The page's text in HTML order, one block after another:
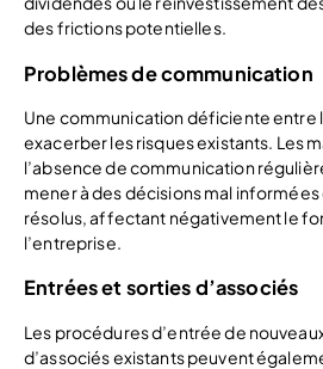
des frictions potentielles.
Problèmes de communication
Une communication déficiente entre
exacerber les risques existants. Les
l’absence de communication
mener à des décisions mal
résolus, affectant négativement le
l’entreprise.
Entrées et sorties d’associés
Les procédures d’entrée de
d’associés existants peuvent